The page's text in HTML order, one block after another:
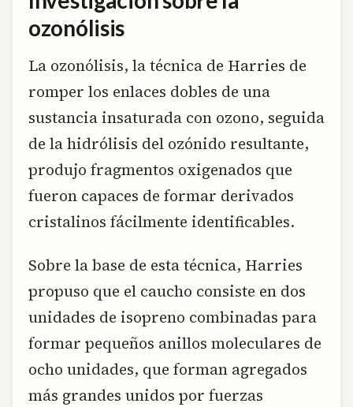
ozonólisis
La ozonólisis, la técnica de Harries de
romper los enlaces dobles de una
sustancia insaturada con ozono, seguida
de la hidrólisis del ozónido resultante,
produjo fragmentos oxigenados que
fueron capaces de formar derivados
cristalinos fácilmente identificables.
Sobre la base de esta técnica, Harries
propuso que el caucho consiste en dos
unidades de isopreno combinadas para
formar pequeños anillos moleculares de
ocho unidades, que forman agregados
más grandes unidos por fuerzas